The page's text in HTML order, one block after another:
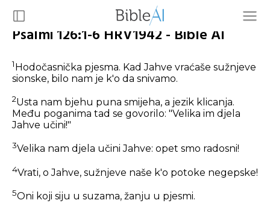
Psalmi 126:1-6 HRV1942 - Bible AI
1Hodočasnička pjesma. Kad Jahve vraćaše sužnjeve
sionske, bilo nam je k'o da snivamo.
2Usta nam bjehu puna smijeha, a jezik klicanja.
Među poganima tad se govorilo: "Velika im djela
Jahve učini!"
3Velika nam djela učini Jahve: opet smo radosni!
4Vrati, o Jahve, sužnjeve naše k'o potoke negepske!
5Oni koji siju u suzama, žanju u pjesmi.